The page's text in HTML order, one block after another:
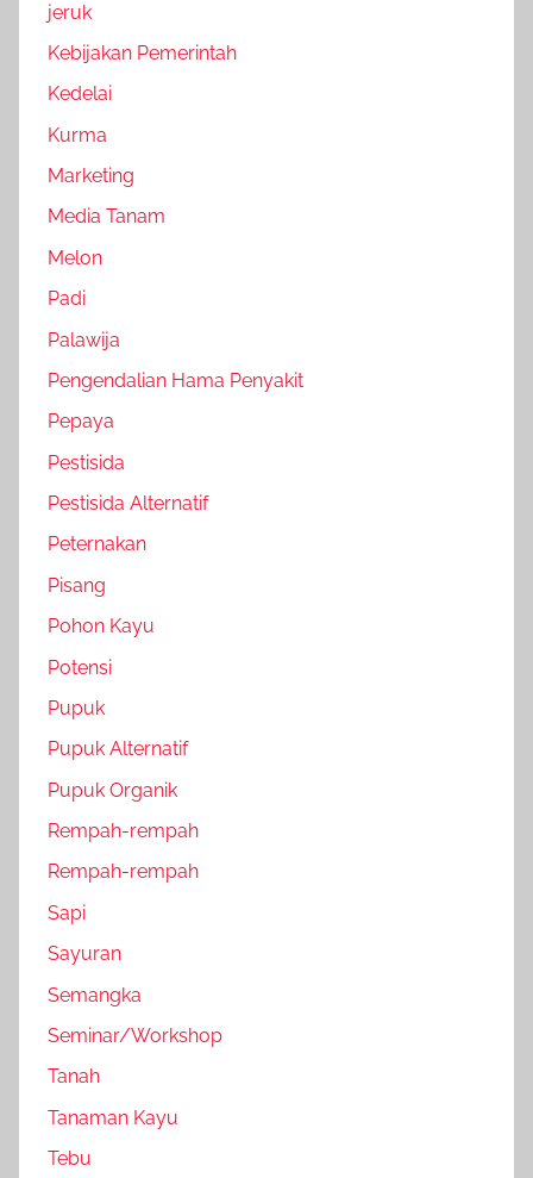
jeruk
Kebijakan Pemerintah
Kedelai
Kurma
Marketing
Media Tanam
Melon
Padi
Palawija
Pengendalian Hama Penyakit
Pepaya
Pestisida
Pestisida Alternatif
Peternakan
Pisang
Pohon Kayu
Potensi
Pupuk
Pupuk Alternatif
Pupuk Organik
Rempah-rempah
Rempah-rempah
Sapi
Sayuran
Semangka
Seminar/Workshop
Tanah
Tanaman Kayu
Tebu